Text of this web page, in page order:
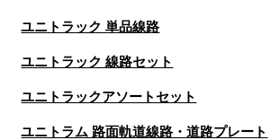
ユニトラック 単品線路
ユニトラック 線路セット
ユニトラックアソートセット
ユニトラム 路面軌道線路・道路プレート